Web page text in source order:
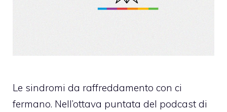
Le sindromi da raffreddamento con ci
fermano. Nell’ottava puntata del podcast di